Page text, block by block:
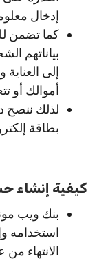
إدخال
كما تضمن
بياناتهم
إلى
أموالك أو
لذلك ننصح
بطاقة
كيفية إنشاء
بنك ويب
استخدامه
الانتهاء من